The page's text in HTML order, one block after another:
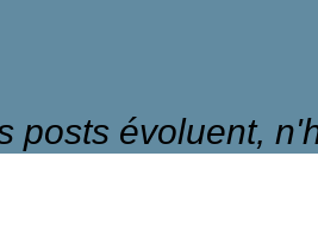
posts évoluent,